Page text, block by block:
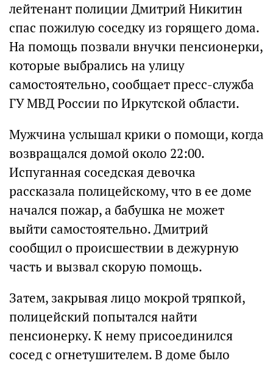
лейтенант полиции Дмитрий Никитин
спас пожилую соседку из горящего дома.
На помощь позвали внучки пенсионерки,
которые выбрались на улицу
самостоятельно, сообщает пресс-служба
ГУ МВД России по Иркутской области.
Мужчина услышал крики о помощи, когда
возвращался домой около 22:00.
Испуганная соседская девочка
рассказала полицейскому, что в ее доме
начался пожар, а бабушка не может
выйти самостоятельно. Дмитрий
сообщил о происшествии в дежурную
часть и вызвал скорую помощь.
Затем, закрывая лицо мокрой тряпкой,
полицейский попытался найти
пенсионерку. К нему присоединился
сосед с огнетушителем. В доме было